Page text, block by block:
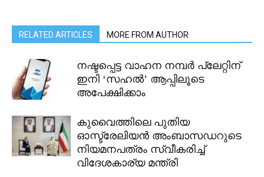
RELATED ARTICLES MORE FROM AUTHOR
നഷ്ടപ്പെട്ട വാഹന നമ്പർ പ്ലേറ്റിന്
ഇനി ‘സഹൽ’ ആപ്പിലൂടെ
അപേക്ഷിക്കാം
കുവൈത്തിലെ പുതിയ
ഓസ്ട്രേലിയൻ അംബാസഡറുടെ
നിയമനപത്രം സ്വീകരിച്ച്
വിദേശകാര്യ മന്ത്രി